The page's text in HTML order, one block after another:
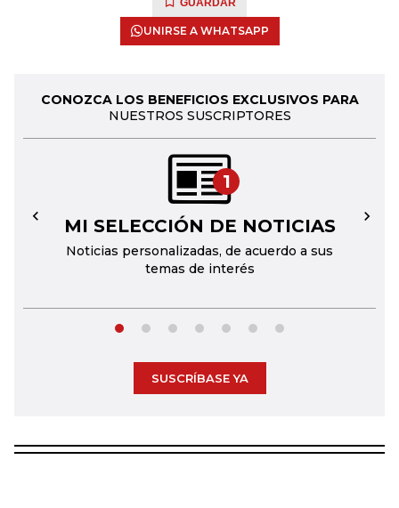
GUARDAR
UNIRSE A WHATSAPP
CONOZCA LOS BENEFICIOS EXCLUSIVOS PARA
NUESTROS SUSCRIPTORES
1
MI SELECCIÓN DE NOTICIAS
Noticias personalizadas, de acuerdo a sus
temas de interés
← →
SUSCRÍBASE YA